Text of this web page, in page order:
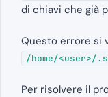
di chiavi che già
Questo errore si
/home/<user>/
Per risolvere il